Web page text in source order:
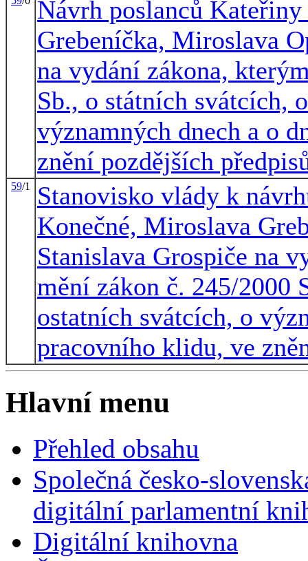
Návrh poslanců
Grebeníčka, Miroslava
na vydání zákona,
Sb., o státních svátcích,
významných dnech a o
znění pozdějších
59/1
Stanovisko vlády k
Konečné, Miroslava
Stanislava Grospiče na
mění zákon č. 245/2000
ostatních svátcích, o
pracovního klidu, ve
Hlavní menu
Přehled obsahu
Společná česko-
digitální parlamentní
Digitální knihovna